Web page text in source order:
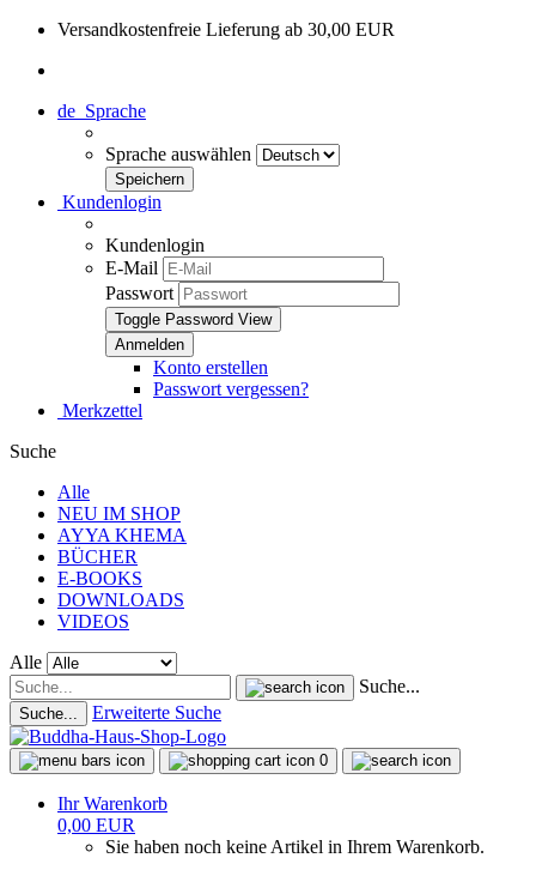
Versandkostenfreie Lieferung ab 30,00 EUR
de Sprache
Sprache auswählen
Kundenlogin
Kundenlogin
E-Mail
Passwort
Toggle Password View
Konto erstellen
Passwort vergessen?
Merkzettel
Suche
Alle
NEU IM SHOP
AYYA KHEMA
BÜCHER
E-BOOKS
DOWNLOADS
VIDEOS
Alle
Suche...
Suche... Erweiterte Suche
0
Ihr Warenkorb
0,00 EUR
Sie haben noch keine Artikel in Ihrem Warenkorb.